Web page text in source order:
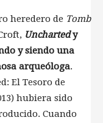
heredero de Tomb
Unchartedy
y siendo una
arqueóloga.
El Tesoro de
hubiera sido
Cuando